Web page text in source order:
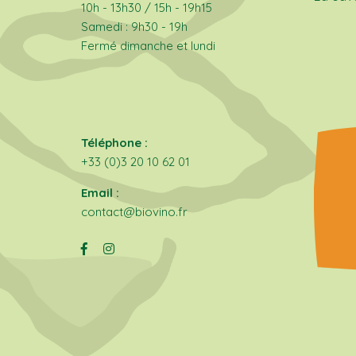
10h - 13h30 / 15h - 19h15
Samedi : 9h30 - 19h
Fermé dimanche et lundi
Téléphone :
+33 (0)3 20 10 62 01
Email :
contact@biovino.fr